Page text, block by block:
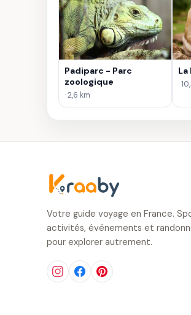
Padiparc - Parc
zoologique
· 2,6 km
·
Votre guide voyage en France.
activités, événements et
pour explorer autrement.